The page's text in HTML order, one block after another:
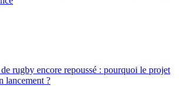
rugby encore repoussé : pourquoi le projet
lancement ?